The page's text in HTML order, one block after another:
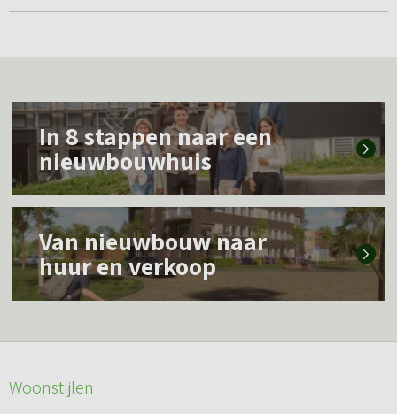
L
s
m
e
o
e
In 8 stappen naar een
nieuwbouwhuis
L
e
s
e
Van nieuwbouw naar
huur en verkoop
Woonstijlen